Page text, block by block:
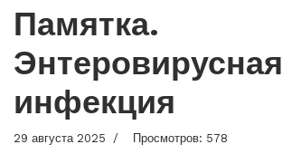
Памятка.
Энтеровирусная
инфекция
29 августа 2025 Просмотров: 578